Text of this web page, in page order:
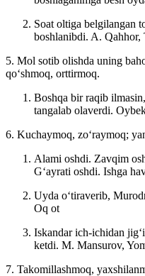
Soat oltiga belgilangan
boshlanibdi. A. Qahhor,
5. Mol sotib olishda uning
qoʻshmoq, orttirmoq.
Boshqa bir raqib
tangalab olaverdi.
6. Kuchaymoq, zoʻraymoq;
Alami oshdi. Zavqim
Gʻayrati oshdi. Ishga
Uyda oʻtiraverib,
Oq ot
Iskandar ich-ichidan
ketdi. M. Mansurov,
7. Takomillashmoq,